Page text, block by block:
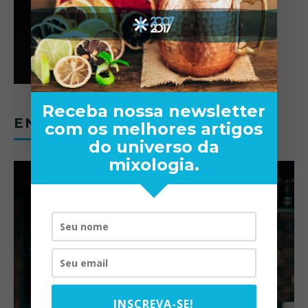
ENTREVISTAS
Receba nossa newsletter
com os melhores artigos
do universo da
mixologia.
INSCREVA-SE!